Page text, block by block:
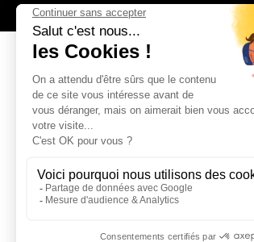
Striptease à
Prendre un apéro entre
enterrement de vie de
Faites venir une somptueuse
N'oubliez pas que vous êtes à
Tous les membres du